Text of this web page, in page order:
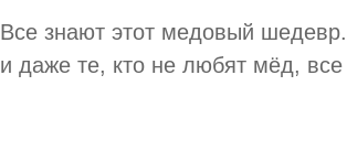
Все знают этот медовый шедевр.
и даже те, кто не любят мёд,